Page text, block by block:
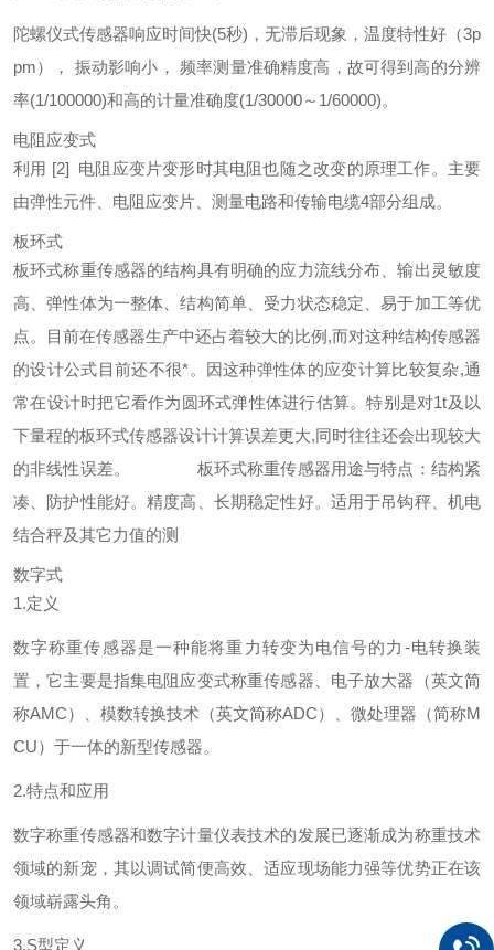
陀螺仪式传感器响应时间快(5秒)，无滞后现象，温度特性好（3p
pm）， 振动影响小， 频率测量准确精度高，故可得到高的分辨
率(1/100000)和高的计量准确度(1/30000～1/60000)。
电阻应变式
利用 [2] 电阻应变片变形时其电阻也随之改变的原理工作。主要
由弹性元件、电阻应变片、测量电路和传输电缆4部分组成。
板环式
板环式称重传感器的结构具有明确的应力流线分布、输出灵敏度
高、弹性体为一整体、结构简单、受力状态稳定、易于加工等优
点。目前在传感器生产中还占着较大的比例,而对这种结构传感器
的设计公式目前还不很*。因这种弹性体的应变计算比较复杂,通
常在设计时把它看作为圆环式弹性体进行估算。特别是对1t及以
下量程的板环式传感器设计计算误差更大,同时往往还会出现较大
的非线性误差。
板环式称重传感器用途与特点：结构紧
凑、防护性能好。精度高、长期稳定性好。适用于吊钩秤、机电
结合秤及其它力值的测
数字式
1.定义
数字称重传感器是一种能将重力转变为电信号的力-电转换装
置，它主要是指集电阻应变式称重传感器、电子放大器（英文简
称AMC）、模数转换技术（英文简称ADC）、微处理器（简称M
CU）于一体的新型传感器。
2.特点和应用
数字称重传感器和数字计量仪表技术的发展已逐渐成为称重技术
领域的新宠，其以调试简便高效、适应现场能力强等优势正在该
领域崭露头角。
3.S型定义